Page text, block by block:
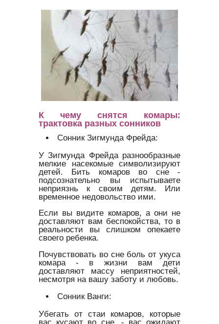
К чему снятся комары:
трактовка разных сонников
Сонник Зигмунда Фрейда:
У Зигмунда Фрейда разнообразные
мелкие насекомые символизируют
детей. Бить комаров во сне -
подсознательно вы испытываете
неприязнь к своим детям. Или
временное недовольство ими.
Если вы видите комаров, а они не
доставляют вам беспокойства, то в
реальности вы слишком опекаете
своего ребенка.
Почувствовать во сне боль от укуса
комара - в жизни вам дети
доставляют массу неприятностей,
несмотря на вашу заботу и любовь.
Сонник Ванги:
Убегать от стаи комаров, которые
вас кусают во сне, - вас ожидают